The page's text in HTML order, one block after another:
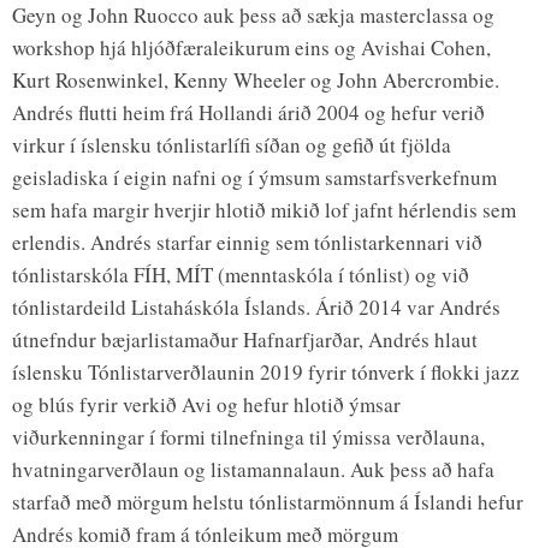
Geyn og John Ruocco auk þess að sækja masterclassa og
workshop hjá hljóðfæraleikurum eins og Avishai Cohen,
Kurt Rosenwinkel, Kenny Wheeler og John Abercrombie.
Andrés flutti heim frá Hollandi árið 2004 og hefur verið
virkur í íslensku tónlistarlífi síðan og gefið út fjölda
geisladiska í eigin nafni og í ýmsum samstarfsverkefnum
sem hafa margir hverjir hlotið mikið lof jafnt hérlendis sem
erlendis. Andrés starfar einnig sem tónlistarkennari við
tónlistarskóla FÍH, MÍT (menntaskóla í tónlist) og við
tónlistardeild Listaháskóla Íslands. Árið 2014 var Andrés
útnefndur bæjarlistamaður Hafnarfjarðar, Andrés hlaut
íslensku Tónlistarverðlaunin 2019 fyrir tónverk í flokki jazz
og blús fyrir verkið Avi og hefur hlotið ýmsar
viðurkenningar í formi tilnefninga til ýmissa verðlauna,
hvatningarverðlaun og listamannalaun. Auk þess að hafa
starfað með mörgum helstu tónlistarmönnum á Íslandi hefur
Andrés komið fram á tónleikum með mörgum